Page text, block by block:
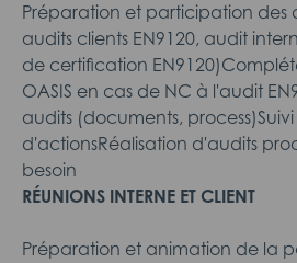
Préparation et participation des
audits clients EN9120, audit
de certification
OASIS en cas de NC à l'audit
audits (documents,
d'actionsRéalisation d'audits
besoin
RÉUNIONS INTERNE ET CLIENT
Préparation et animation de la